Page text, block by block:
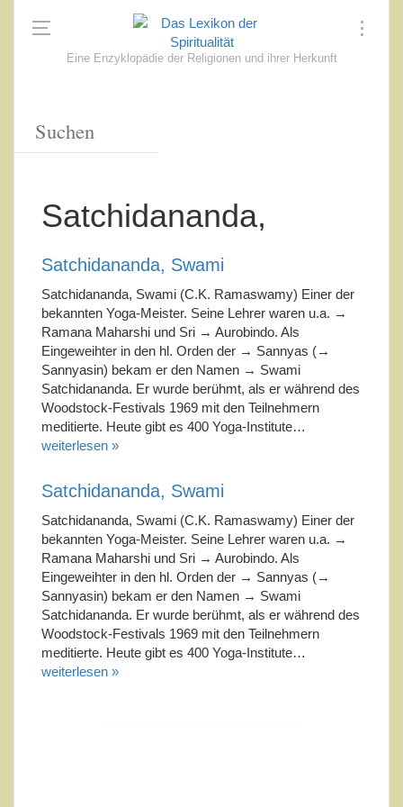
Eine Enzyklopädie der Religionen und ihrer Herkunft
Satchidananda,
Satchidananda, Swami
Satchidananda, Swami (C.K. Ramaswamy) Einer der
bekannten Yoga-Meister. Seine Lehrer waren u.a. →
Ramana Maharshi und Sri → Aurobindo. Als
Eingeweihter in den hl. Orden der → Sannyas (→
Sannyasin) bekam er den Namen → Swami
Satchidananda. Er wurde berühmt, als er während des
Woodstock-Festivals 1969 mit den Teilnehmern
meditierte. Heute gibt es 400 Yoga-Institute…
weiterlesen »
Satchidananda, Swami
Satchidananda, Swami (C.K. Ramaswamy) Einer der
bekannten Yoga-Meister. Seine Lehrer waren u.a. →
Ramana Maharshi und Sri → Aurobindo. Als
Eingeweihter in den hl. Orden der → Sannyas (→
Sannyasin) bekam er den Namen → Swami
Satchidananda. Er wurde berühmt, als er während des
Woodstock-Festivals 1969 mit den Teilnehmern
meditierte. Heute gibt es 400 Yoga-Institute…
weiterlesen »